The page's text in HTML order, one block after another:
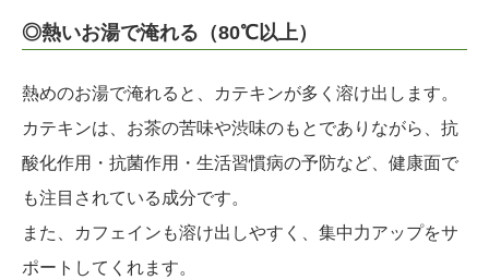
◎熱いお湯で淹れる（80℃以上）
熱めのお湯で淹れると、カテキンが多く溶け出します。
カテキンは、お茶の苦味や渋味のもとでありながら、抗
酸化作用・抗菌作用・生活習慣病の予防など、健康面で
も注目されている成分です。
また、カフェインも溶け出しやすく、集中力アップをサ
ポートしてくれます。